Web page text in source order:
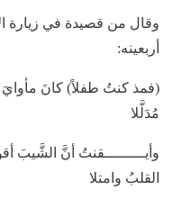
وقال من قصيدة في زيارة
أربعينه:
(فمذ كنتُ طفلاً) كانَ
مُدَلَّلا
وأيـــــــــقنتُ أنَّ
القلبُ وامتلا